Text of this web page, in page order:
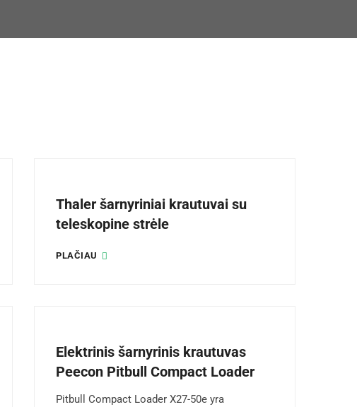
Thaler šarnyriniai krautuvai su
teleskopine strėle
PLAČIAU
Elektrinis šarnyrinis krautuvas
Peecon Pitbull Compact Loader
Pitbull Compact Loader X27-50e yra